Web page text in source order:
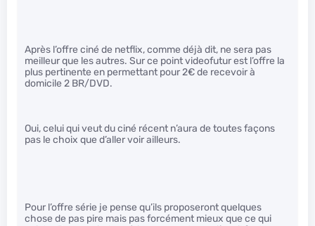
Après l’offre ciné de netflix, comme déjà dit, ne sera pas
meilleur que les autres. Sur ce point videofutur est l’offre la
plus pertinente en permettant pour 2€ de recevoir à
domicile 2 BR/DVD.
Oui, celui qui veut du ciné récent n’aura de toutes façons
pas le choix que d’aller voir ailleurs.
Pour l’offre série je pense qu’ils proposeront quelques
chose de pas pire mais pas forcément mieux que ce qui